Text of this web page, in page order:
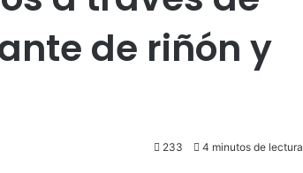
de riñón y
233 4 minutos de lectura